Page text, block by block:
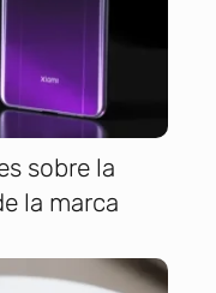
sobre la
la marca